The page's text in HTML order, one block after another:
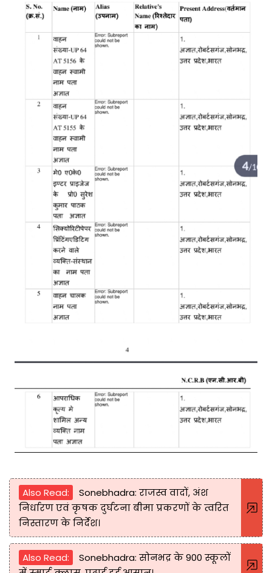
Also Read:
Sonebhadra: राजस्व वादों, अंश
निर्धारण एवं कृषक दुर्घटना बीमा प्रकरणों के त्वरित
निस्तारण के निर्देश।
Also Read:
Sonebhadra: सोनभद्र के 900 स्कूलों